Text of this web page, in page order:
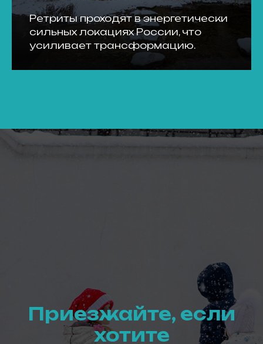
Ретриты проходят в энергетически
сильных локациях России, что
усиливает трансформацию.
Приезжайте, если
хотите